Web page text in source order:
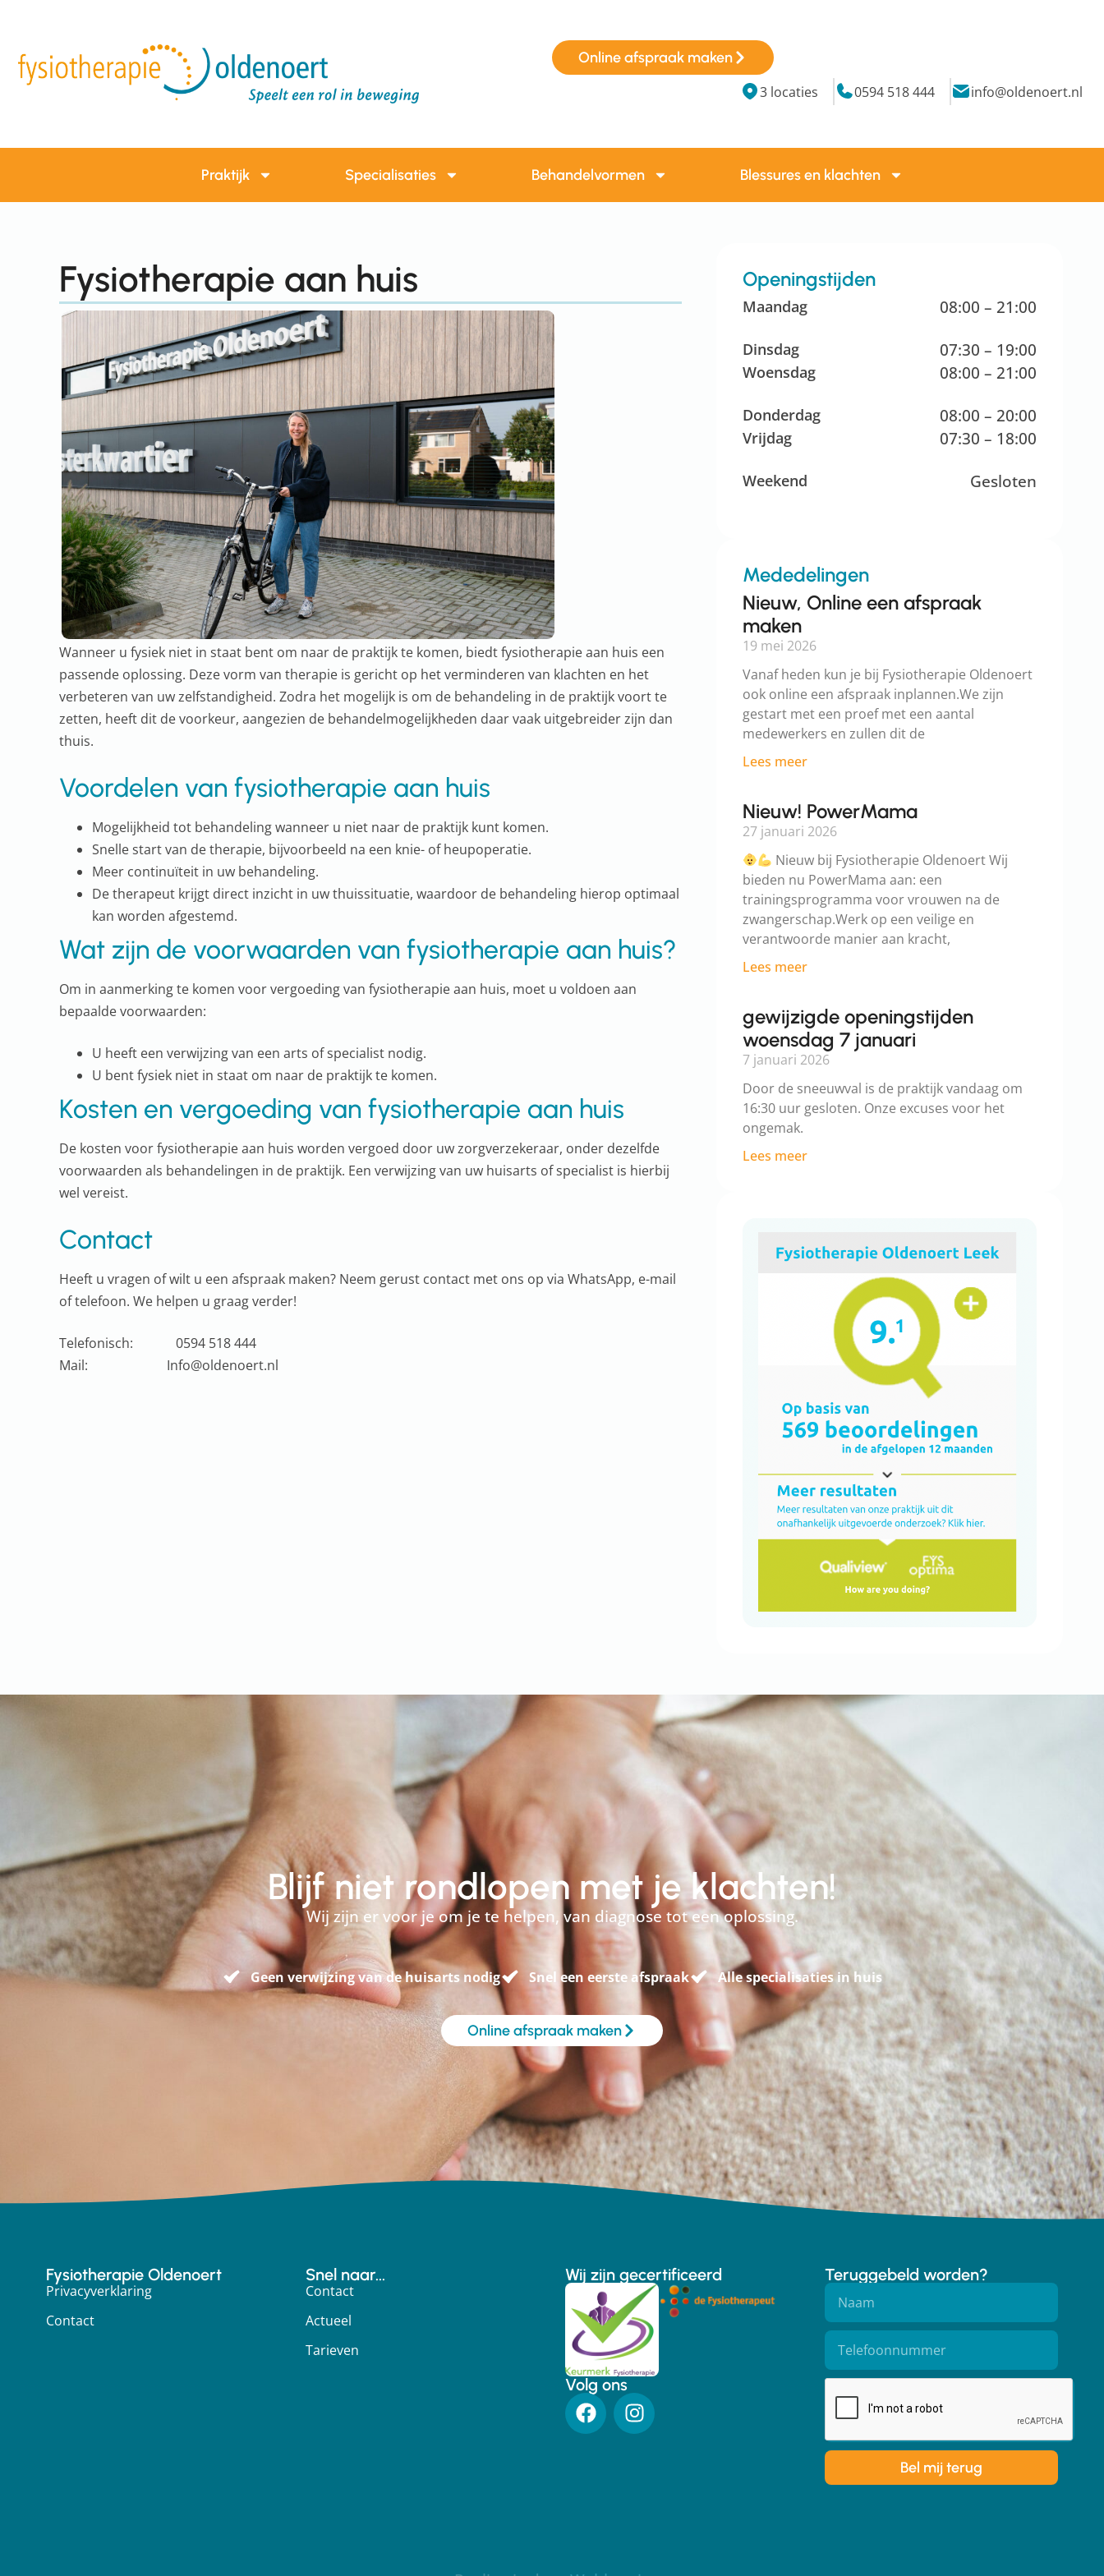
Online afspraak maken
3 locaties
0594 518 444 info@oldenoert.nl
Praktijk Specialisaties Behandelvormen Blessures en klachten
Fysiotherapie aan huis
Wanneer u fysiek niet in staat bent om naar de praktijk te komen, biedt fysiotherapie aan huis een
passende oplossing. Deze vorm van therapie is gericht op het verminderen van klachten en het
verbeteren van uw zelfstandigheid. Zodra het mogelijk is om de behandeling in de praktijk voort te
zetten, heeft dit de voorkeur, aangezien de behandelmogelijkheden daar vaak uitgebreider zijn dan
thuis.
Voordelen van fysiotherapie aan huis
Mogelijkheid tot behandeling wanneer u niet naar de praktijk kunt komen.
Snelle start van de therapie, bijvoorbeeld na een knie- of heupoperatie.
Meer continuïteit in uw behandeling.
De therapeut krijgt direct inzicht in uw thuissituatie, waardoor de behandeling hierop optimaal
kan worden afgestemd.
Wat zijn de voorwaarden van fysiotherapie aan huis?
Om in aanmerking te komen voor vergoeding van fysiotherapie aan huis, moet u voldoen aan
bepaalde voorwaarden:
U heeft een verwijzing van een arts of specialist nodig.
U bent fysiek niet in staat om naar de praktijk te komen.
Kosten en vergoeding van fysiotherapie aan huis
De kosten voor fysiotherapie aan huis worden vergoed door uw zorgverzekeraar, onder dezelfde
voorwaarden als behandelingen in de praktijk. Een verwijzing van uw huisarts of specialist is hierbij
wel vereist.
Contact
Heeft u vragen of wilt u een afspraak maken? Neem gerust contact met ons op via WhatsApp, e-mail
of telefoon. We helpen u graag verder!
Telefonisch: 0594 518 444
Mail: Info@oldenoert.nl
Openingstijden
Maandag 08:00 – 21:00
Dinsdag 07:30 – 19:00
Woensdag 08:00 – 21:00
Donderdag 08:00 – 20:00
Vrijdag 07:30 – 18:00
Weekend Gesloten
Mededelingen
Nieuw, Online een afspraak
maken
19 mei 2026
Vanaf heden kun je bij Fysiotherapie Oldenoert
ook online een afspraak inplannen.We zijn
gestart met een proef met een aantal
medewerkers en zullen dit de
Lees meer
Nieuw! PowerMama
27 januari 2026
Nieuw bij Fysiotherapie Oldenoert Wij
bieden nu PowerMama aan: een
trainingsprogramma voor vrouwen na de
zwangerschap.Werk op een veilige en
verantwoorde manier aan kracht,
Lees meer
gewijzigde openingstijden
woensdag 7 januari
7 januari 2026
Door de sneeuwval is de praktijk vandaag om
16:30 uur gesloten. Onze excuses voor het
ongemak.
Lees meer
Blijf niet rondlopen met je klachten!
Wij zijn er voor je om je te helpen, van diagnose tot een oplossing.
Geen verwijzing van de huisarts nodig Snel een eerste afspraak Alle specialisaties in huis
Online afspraak maken
Fysiotherapie Oldenoert
Privacyverklaring
Contact
Snel naar...
Contact
Actueel
Tarieven
Wij zijn gecertificeerd
Volg ons
Teruggebeld worden?
Bel mij terug